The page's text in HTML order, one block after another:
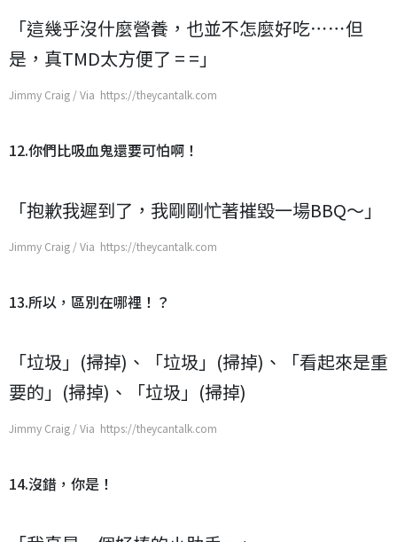
「這幾乎沒什麼營養，也並不怎麼好吃⋯⋯但
是，真TMD太方便了 = =」
Jimmy Craig / Via https://theycantalk.com
12.你們比吸血鬼還要可怕啊！
「抱歉我遲到了，我剛剛忙著摧毀一場BBQ～」
Jimmy Craig / Via https://theycantalk.com
13.所以，區別在哪裡！？
「垃圾」(掃掉)、「垃圾」(掃掉)、「看起來是重
要的」(掃掉)、「垃圾」(掃掉)
Jimmy Craig / Via https://theycantalk.com
14.沒錯，你是！